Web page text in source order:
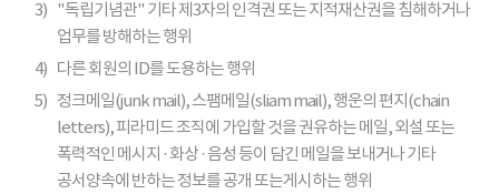
3) "독립기념관" 기타 제3자의 인격권 또는 지적재산권을 침해하거나
업무를 방해하는 행위
4) 다른 회원의 ID를 도용하는 행위
5) 정크메일(junk mail), 스팸메일(sliam mail), 행운의 편지(chain
letters), 피라미드 조직에 가입할 것을 권유하는 메일, 외설 또는
폭력적인 메시지 · 화상 · 음성 등이 담긴 메일을 보내거나 기타
공서양속에 반하는 정보를 공개 또는게시하는 행위